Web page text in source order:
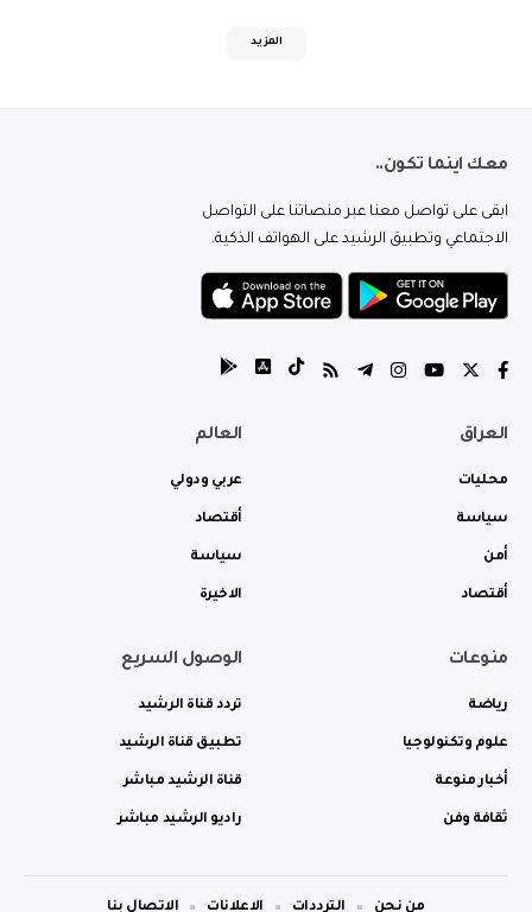
المزيد
معك اينما تكون..
ابقى على تواصل معنا عبر منصاتنا على التواصل
الاجتماعي وتطبيق الرشيد على الهواتف الذكية.
العراق
محليات
سياسة
أمن
أقتصاد
العالم
عربي ودولي
أقتصاد
سياسة
الاخيرة
منوعات
رياضة
علوم وتكنولوجيا
أخبار منوعة
ثقافة وفن
الوصول السريع
تردد قناة الرشيد
تطبيق قناة الرشيد
قناة الرشيد مباشر
راديو الرشيد مباشر
من نحن الترددات الاعلانات الاتصال بنا